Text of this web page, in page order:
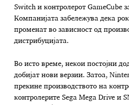
Switch и контролерот GameCube
Компанијата забележува дека
променат во зависност од
дистрибуцијата.
Во исто време, некои постојни
добијат нови верзии. Затоа,
прекине производството на
контролерите Sega Mega Drive и